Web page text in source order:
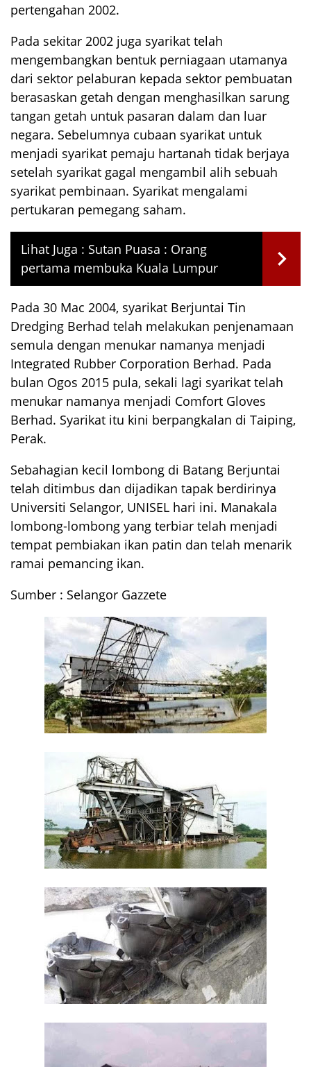
pertengahan 2002.
Pada sekitar 2002 juga syarikat telah
mengembangkan bentuk perniagaan utamanya
dari sektor pelaburan kepada sektor pembuatan
berasaskan getah dengan menghasilkan sarung
tangan getah untuk pasaran dalam dan luar
negara. Sebelumnya cubaan syarikat untuk
menjadi syarikat pemaju hartanah tidak berjaya
setelah syarikat gagal mengambil alih sebuah
syarikat pembinaan. Syarikat mengalami
pertukaran pemegang saham.
Lihat Juga : Sutan Puasa : Orang
pertama membuka Kuala Lumpur
Pada 30 Mac 2004, syarikat Berjuntai Tin
Dredging Berhad telah melakukan penjenamaan
semula dengan menukar namanya menjadi
Integrated Rubber Corporation Berhad. Pada
bulan Ogos 2015 pula, sekali lagi syarikat telah
menukar namanya menjadi Comfort Gloves
Berhad. Syarikat itu kini berpangkalan di Taiping,
Perak.
Sebahagian kecil lombong di Batang Berjuntai
telah ditimbus dan dijadikan tapak berdirinya
Universiti Selangor, UNISEL hari ini. Manakala
lombong-lombong yang terbiar telah menjadi
tempat pembiakan ikan patin dan telah menarik
ramai pemancing ikan.
Sumber : Selangor Gazzete